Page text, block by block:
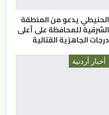
الحنيطي يدعو من المنطقة
الشرقية للمحافظة على أعلى
درجات الجاهزية القتالية
أخبار أردنية